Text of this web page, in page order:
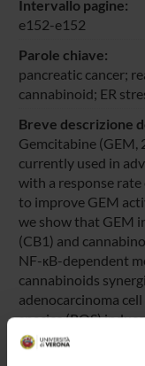
Intervallo pagine:
e152-e152
Parole chiave:
pancreatic cancer;
cannabinoid; ER
Breve descrizione
Gemcitabine
currently used in
with a response rate
to improve GEM
we show that GEM
(CB1) and
NF-κB-dependent
cannabinoids
adenocarcinoma
species (ROS)
antiproliferative
scavenger N-